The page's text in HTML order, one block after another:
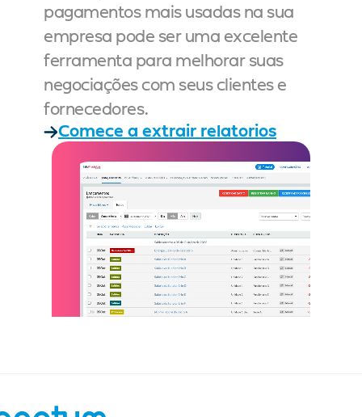
pagamentos mais usadas na sua
empresa pode ser uma excelente
ferramenta para melhorar suas
negociações com seus clientes e
fornecedores.
Comece a extrair relatorios